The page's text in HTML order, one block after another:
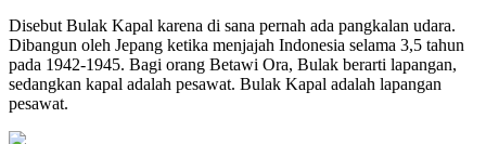
Disebut Bulak Kapal karena di sana pernah ada pangkalan udara.
Dibangun oleh Jepang ketika menjajah Indonesia selama 3,5 tahun
pada 1942-1945. Bagi orang Betawi Ora, Bulak berarti lapangan,
sedangkan kapal adalah pesawat. Bulak Kapal adalah lapangan
pesawat.